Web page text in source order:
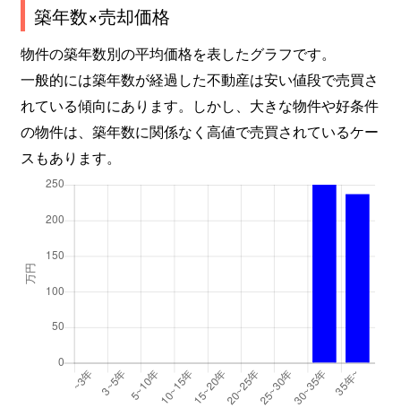
築年数×売却価格
物件の築年数別の平均価格を表したグラフです。
一般的には築年数が経過した不動産は安い値段で売買さ
れている傾向にあります。しかし、大きな物件や好条件
の物件は、築年数に関係なく高値で売買されているケー
スもあります。